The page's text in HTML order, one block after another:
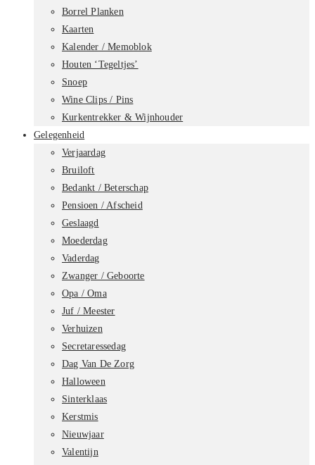
Borrel Planken
Kaarten
Kalender / Memoblok
Houten ‘Tegeltjes’
Snoep
Wine Clips / Pins
Kurkentrekker & Wijnhouder
Gelegenheid
Verjaardag
Bruiloft
Bedankt / Beterschap
Pensioen / Afscheid
Geslaagd
Moederdag
Vaderdag
Zwanger / Geboorte
Opa / Oma
Juf / Meester
Verhuizen
Secretaressedag
Dag Van De Zorg
Halloween
Sinterklaas
Kerstmis
Nieuwjaar
Valentijn